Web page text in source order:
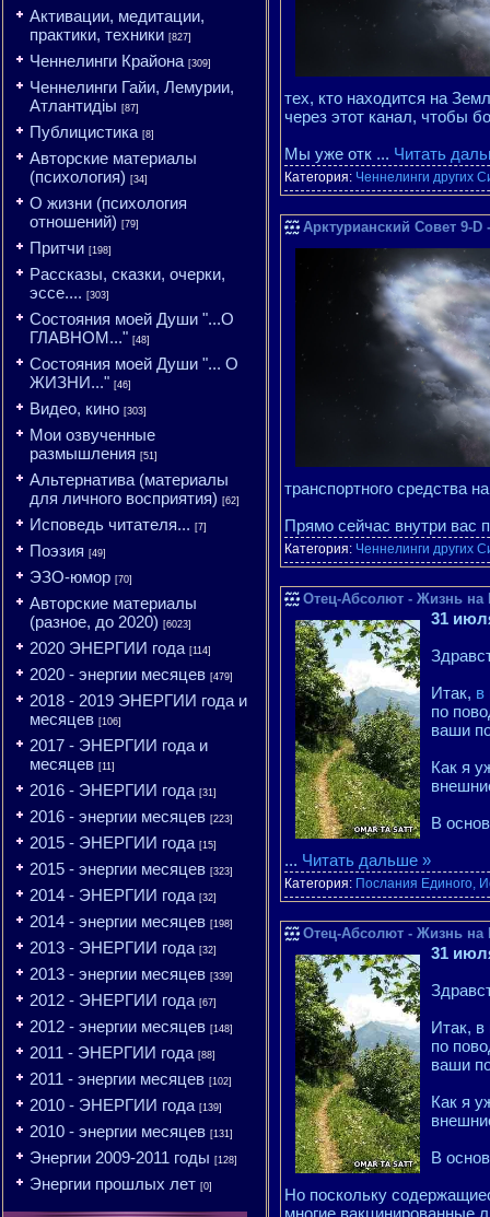
Активации, медитации,
практики, техники [827]
Ченнелинги Крайона [309]
Ченнелинги Гайи, Лемурии,
Атлантидіы [87]
Публицистика [8]
Авторские материалы
(психология) [34]
О жизни (психология
отношений) [79]
Притчи [198]
Рассказы, сказки, очерки,
эссе.... [303]
Состояния моей Души "...О
ГЛАВНОМ..." [48]
Состояния моей Души "... О
ЖИЗНИ..." [46]
Видео, кино [303]
Мои озвученные
размышления [51]
Альтернатива (материалы
для личного восприятия) [62]
Исповедь читателя... [7]
Поэзия [49]
ЭЗО-юмор [70]
Авторские материалы
(разное, до 2020) [6023]
2020 ЭНЕРГИИ года [114]
2020 - энергии месяцев [479]
2018 - 2019 ЭНЕРГИИ года и
месяцев [106]
2017 - ЭНЕРГИИ года и
месяцев [11]
2016 - ЭНЕРГИИ года [31]
2016 - энергии месяцев [223]
2015 - ЭНЕРГИИ года [15]
2015 - энергии месяцев [323]
2014 - ЭНЕРГИИ года [32]
2014 - энергии месяцев [198]
2013 - ЭНЕРГИИ года [32]
2013 - энергии месяцев [339]
2012 - ЭНЕРГИИ года [67]
2012 - энергии месяцев [148]
2011 - ЭНЕРГИИ года [88]
2011 - энергии месяцев [102]
2010 - ЭНЕРГИИ года [139]
2010 - энергии месяцев [131]
Энергии 2009-2011 годы [128]
Энергии прошлых лет [0]
тех, кто находится на
через этот канал, чтобы
Мы уже отк ... Читать
Категория: Ченнелинги других
Арктурианский Совет 9-
транспортного средства
Прямо сейчас внутри вас
Категория: Ченнелинги других
Отец-Абсолют - Жизнь на
31
Итак, в
по
ваши
Как я
В
... Читать дальше »
Категория: Послания Единого,
Отец-Абсолют - Жизнь на
31
Итак, в
по
ваши
Как я
В
Но поскольку
многие вакцинированные